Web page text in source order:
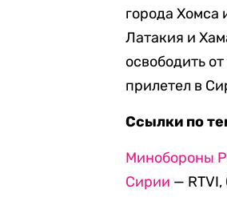
города Хомса
Латакия и
освободить
прилетел в
Ссылки по
Минобороны
Сирии — RTVI,